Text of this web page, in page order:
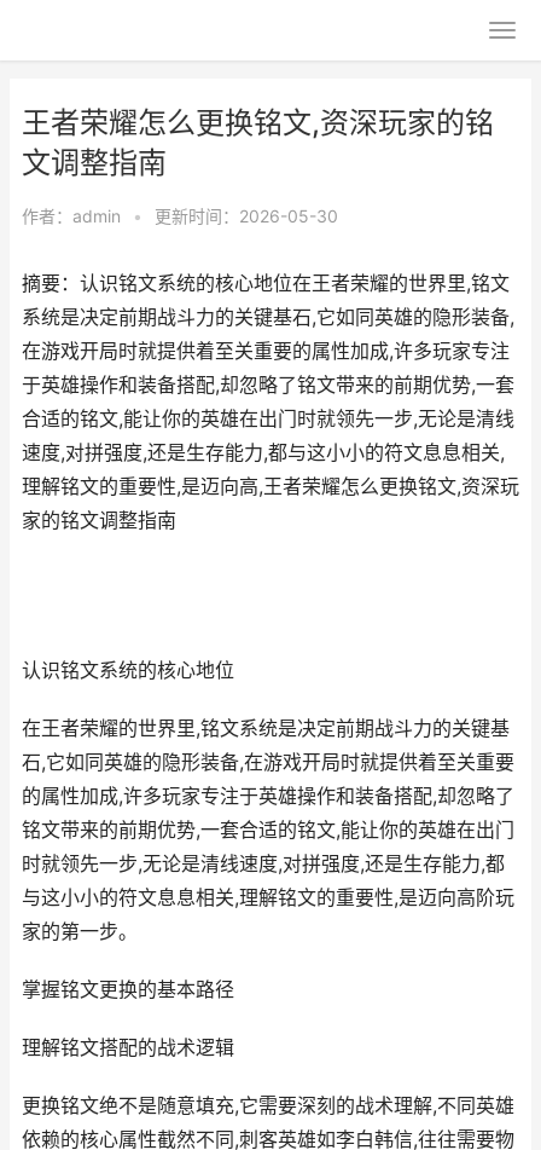
王者荣耀怎么更换铭文,资深玩家的铭
文调整指南
作者： admin • 更新时间：2026-05-30
摘要：认识铭文系统的核心地位在王者荣耀的世界里,铭文
系统是决定前期战斗力的关键基石,它如同英雄的隐形装备,
在游戏开局时就提供着至关重要的属性加成,许多玩家专注
于英雄操作和装备搭配,却忽略了铭文带来的前期优势,一套
合适的铭文,能让你的英雄在出门时就领先一步,无论是清线
速度,对拼强度,还是生存能力,都与这小小的符文息息相关,
理解铭文的重要性,是迈向高,王者荣耀怎么更换铭文,资深玩
家的铭文调整指南
认识铭文系统的核心地位
在王者荣耀的世界里,铭文系统是决定前期战斗力的关键基
石,它如同英雄的隐形装备,在游戏开局时就提供着至关重要
的属性加成,许多玩家专注于英雄操作和装备搭配,却忽略了
铭文带来的前期优势,一套合适的铭文,能让你的英雄在出门
时就领先一步,无论是清线速度,对拼强度,还是生存能力,都
与这小小的符文息息相关,理解铭文的重要性,是迈向高阶玩
家的第一步。
掌握铭文更换的基本路径
理解铭文搭配的战术逻辑
更换铭文绝不是随意填充,它需要深刻的战术理解,不同英雄
依赖的核心属性截然不同,刺客英雄如李白韩信,往往需要物